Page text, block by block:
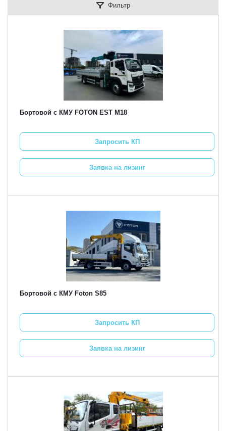
Фильтр
Бортовой с КМУ FOTON EST M18
Запросить КП
Заявка на лизинг
Бортовой с КМУ Foton S85
Запросить КП
Заявка на лизинг